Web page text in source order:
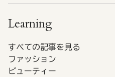
Learning
すべての記事を見る
ファッション
ビューティー